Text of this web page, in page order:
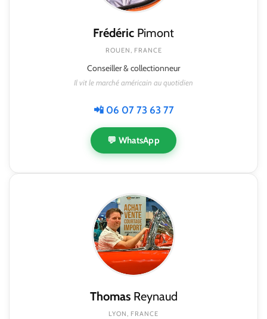
Frédéric Pimont
ROUEN, FRANCE
Conseiller & collectionneur
Il vit le marché américain au quotidien
📲 06 07 73 63 77
💬 WhatsApp
ThomasReynaud
LYON, FRANCE